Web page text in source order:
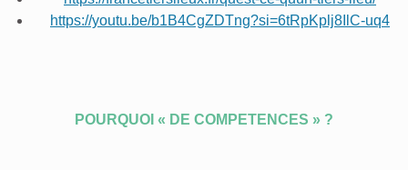
https://youtu.be/b1B4CgZDTng?si=6tRpKplj8IlC-uq4
POURQUOI « DE COMPETENCES » ?